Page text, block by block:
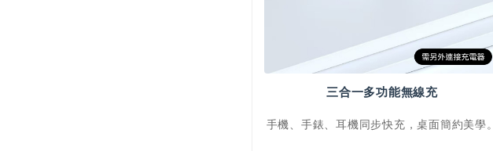
三合一多功能無線充
手機、手錶、耳機同步快充，桌面簡約美學。